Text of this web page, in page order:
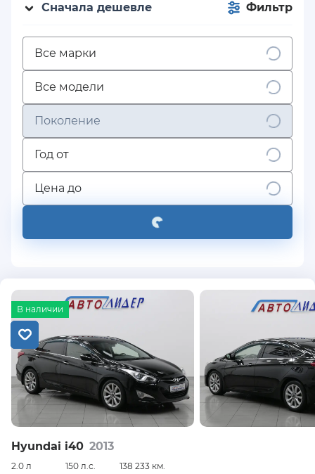
Фильтр
Сначала дешевле
Все марки
Все модели
Поколение
Год от
Цена до
Hyundai i40 2013
2.0 л 150 л.с.
138 233 км.
В наличии